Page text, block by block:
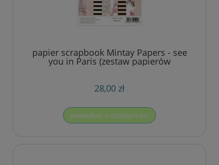
papier scrapbook Mintay Papers - see
you in Paris (zestaw papierów
uzupełniających) 15,2x20,3 cm
28,00 zł
powiadom o dostępności